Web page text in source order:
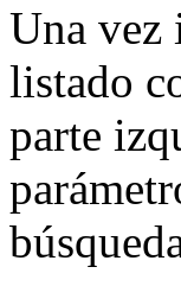
Una vez
listado
parte